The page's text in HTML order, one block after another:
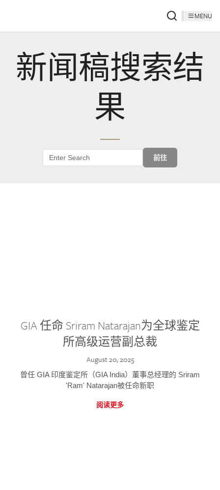
MENU
新闻稿搜索结
果
前往
GIA 任命 Sriram Natarajan为全球鉴定
所高级运营副总裁
August 20, 2025
曾任 GIA 印度鉴定所（GIA India）董事总经理的 Sriram
'Ram' Natarajan被任命新职
阅读更多